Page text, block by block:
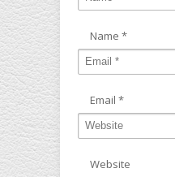
Name *
Email *
Website